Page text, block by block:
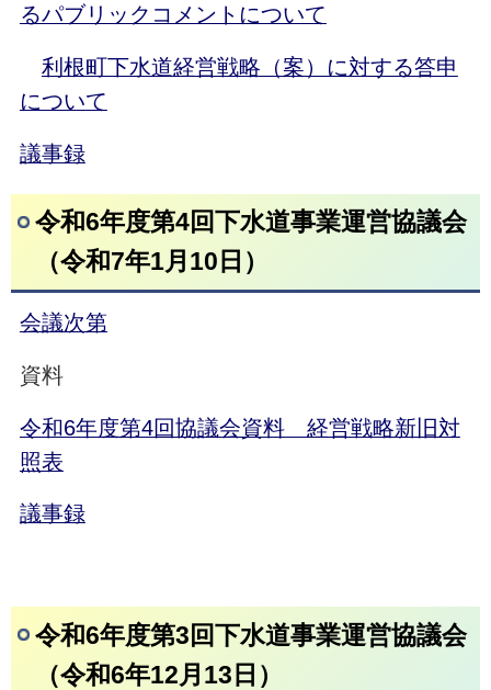
るパブリックコメントについて
利根町下水道経営戦略（案）に対する答申
について
議事録
令和6年度第4回下水道事業運営協議会
（令和7年1月10日）
会議次第
資料
令和6年度第4回協議会資料 経営戦略新旧対
照表
議事録
令和6年度第3回下水道事業運営協議会
（令和6年12月13日）